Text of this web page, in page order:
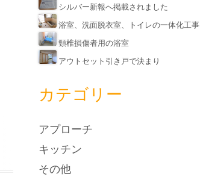
シルバー新報へ掲載されました
浴室、洗面脱衣室、トイレの一体化工事
頸椎損傷者用の浴室
アウトセット引き戸で決まり
カテゴリー
アプローチ
キッチン
その他